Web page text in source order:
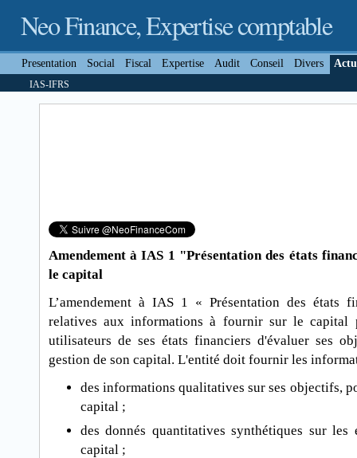
Neo Finance, Expertise comptable
Presentation Social Fiscal Expertise Audit Conseil Divers
IAS-IFRS
Amendement à IAS 1 "Présentation des états
le capital
L’amendement à IAS 1 « Présentation des états
relatives aux informations à fournir sur le capital
utilisateurs de ses états financiers d'évaluer ses
gestion de son capital. L'entité doit fournir les
des informations qualitatives sur ses objectifs,
capital ;
des donnés quantitatives synthétiques sur
capital ;